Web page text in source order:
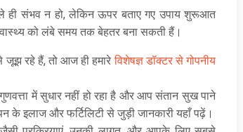
ही संभव न हो, लेकिन ऊपर बताए गए उपाय शुरूआत
को लंबे समय तक बेहतर बना सकती हैं।
जूझ रहे हैं, तो आज ही हमारेविशेषज्ञ डॉक्टर से गोपनीय
में सुधार नहीं हो रहा है और आप संतान सुख पाने
के इलाज और फर्टिलिटी से जुड़ी जानकारी यहाँ पढ़ें।